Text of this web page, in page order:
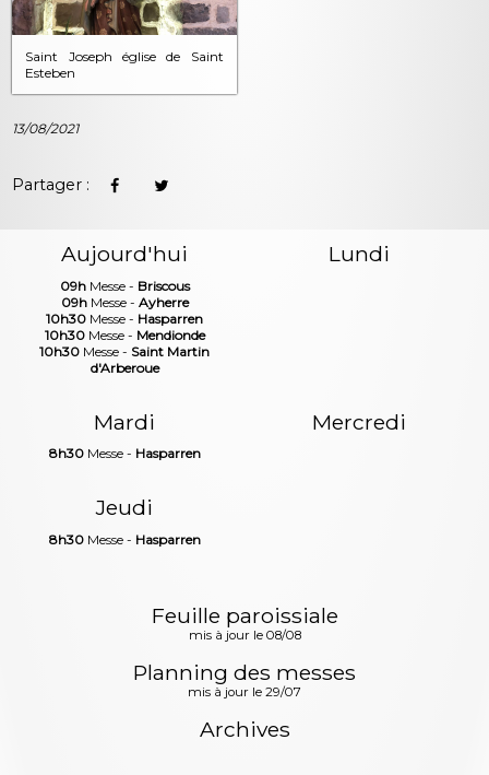
Saint Joseph église de Saint
Esteben
13/08/2021
Partager :
Aujourd'hui
09hMesse - Briscous
09hMesse - Ayherre
10h30 Messe - Hasparren
10h30Messe - Mendionde
10h30 Messe - Saint Martin
d'Arberoue
Lundi
Mardi
8h30Messe - Hasparren
Mercredi
Jeudi
8h30Messe - Hasparren
Feuille paroissiale
mis à jour le 08/08
Planning des messes
mis à jour le 29/07
Archives